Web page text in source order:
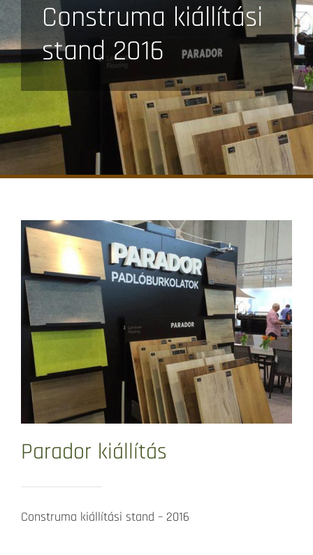
Construma kiállítási
stand 2016
Parador kiállítás
Construma kiállítási stand – 2016